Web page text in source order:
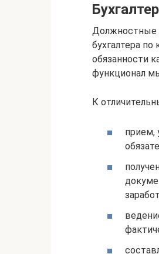
Должностные
бухгалтера
обязанности
функционал
К
прием,